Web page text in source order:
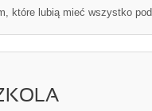
które lubią mieć wszystko